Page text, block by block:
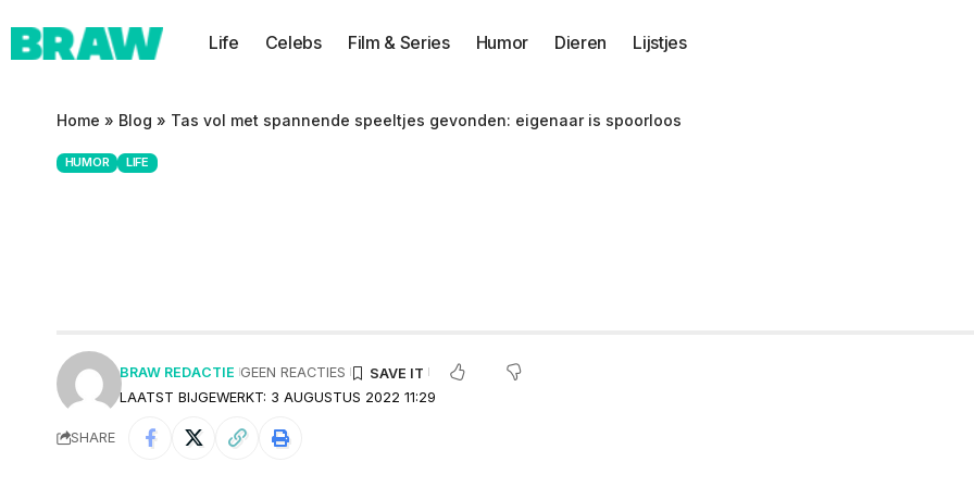
Life Celebs Film & Series Humor Dieren Lijstjes
Home » Blog » Tas vol met spannende speeltjes gevonden: eigenaar is spoorloos
HUMOR LIFE
LAATST BIJGEWERKT: 3 AUGUSTUS 2022 11:29
BRAW REDACTIE GEEN REACTIES
SHARE